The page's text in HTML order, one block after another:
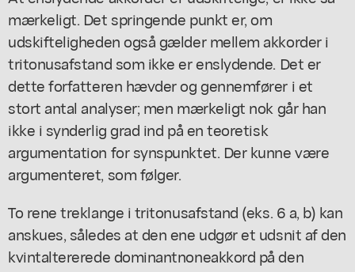
mærkeligt. Det springende punkt er, om
udskifteligheden også gælder mellem akkorder i
tritonusafstand som ikke er enslydende. Det er
dette forfatteren hævder og gennemfører i et
stort antal analyser; men mærkeligt nok går han
ikke i synderlig grad ind på en teoretisk
argumentation for synspunktet. Der kunne være
argumenteret, som følger.
To rene treklange i tritonusafstand (eks. 6 a, b) kan
anskues, således at den ene udgør et udsnit af den
kvintaltererede dominantnoneakkord på den